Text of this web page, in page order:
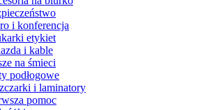
i konferencja
etykiet
i kable
na śmieci
podłogowe
i laminatory
pomoc